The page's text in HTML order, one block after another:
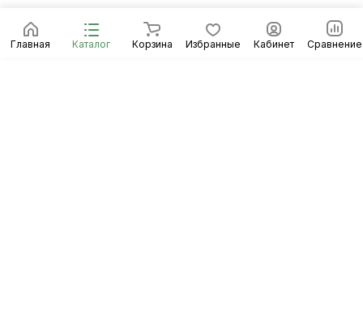
Главная Каталог Корзина Избранные Кабинет Сравнение